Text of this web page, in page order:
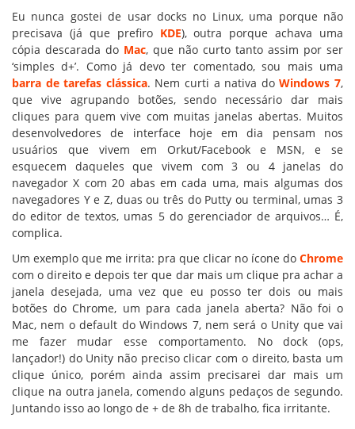
Eu nunca gostei de usar docks no Linux, uma porque não
precisava (já que prefiro KDE), outra porque achava uma
cópia descarada do Mac, que não curto tanto assim por ser
‘simples d+’. Como já devo ter comentado, sou mais uma
barra de tarefas clássica. Nem curti a nativa doWindows 7,
que vive agrupando botões, sendo necessário dar mais
cliques para quem vive com muitas janelas abertas. Muitos
desenvolvedores de interface hoje em dia pensam nos
usuários que vivem em Orkut/Facebook e MSN, e se
esquecem daqueles que vivem com 3 ou 4 janelas do
navegador X com 20 abas em cada uma, mais algumas dos
navegadores Y e Z, duas ou três do Putty ou terminal, umas 3
do editor de textos, umas 5 do gerenciador de arquivos… É,
complica.
Um exemplo que me irrita: pra que clicar no ícone do Chrome
com o direito e depois ter que dar mais um clique pra achar a
janela desejada, uma vez que eu posso ter dois ou mais
botões do Chrome, um para cada janela aberta? Não foi o
Mac, nem o default do Windows 7, nem será o Unity que vai
me fazer mudar esse comportamento. No dock (ops,
lançador!) do Unity não preciso clicar com o direito, basta um
clique único, porém ainda assim precisarei dar mais um
clique na outra janela, comendo alguns pedaços de segundo.
Juntando isso ao longo de + de 8h de trabalho, fica irritante.